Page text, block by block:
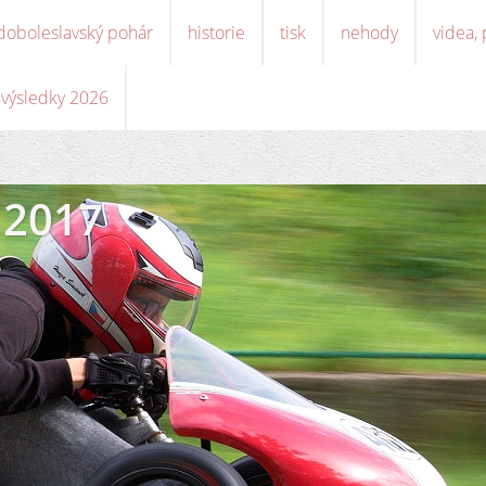
pohár historie tisk nehody videa,
2026